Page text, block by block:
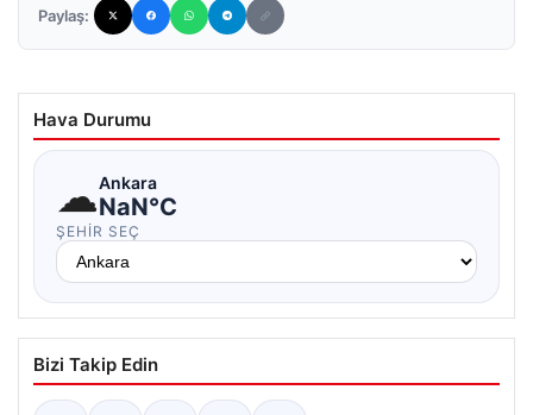
Paylaş:
Hava Durumu
☁Ankara
NaN°C
ŞEHIR SEÇ
Bizi Takip Edin